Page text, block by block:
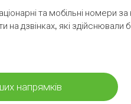
та мобільні номери
дзвінках, які здійснювали
напрямків